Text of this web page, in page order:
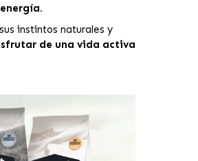
instintos naturales y
de una vida activa